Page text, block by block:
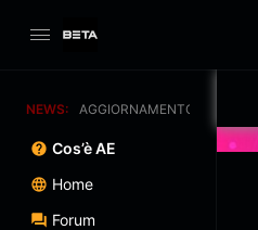
NEWS:AGGIORNAMENTO
Cos’è AE
Home
Forum